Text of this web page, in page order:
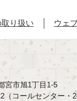
り扱い ウェ
宮市旭1丁目1-5
（コールセンター・